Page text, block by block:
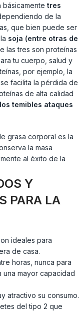
básicamente tres
de la
que bien puede ser
soja (entre otras de
las tres son proteínas
tu cuerpo, salud y
por ejemplo, la
facilita la pérdida de
de alta calidad
temibles ataques
grasa corporal es la
la masa
al éxito de la
Y
PARA LA
ideales para
de casa.
horas, nunca para
una mayor capacidad
atractivo su consumo.
del tipo 2 que